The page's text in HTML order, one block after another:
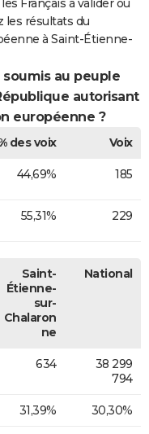
Français à valider ou
les résultats du
à Saint-Étienne-
au peuple
autorisant
européenne ?
des voix
Voix
44,69% 185
55,31% 229
Saint-
Étienne-
sur-
Chalaron
ne
National
634
38 299
794
31,39% 30,30%